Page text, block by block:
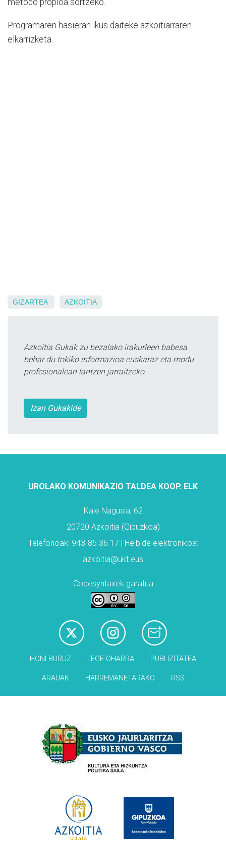
metodo propioa sortzeko.
Programaren hasieran ikus daiteke azkoitiarraren
elkarrizketa.
GIZARTEA AZKOITIA
Azkoitia Gukak zu bezalako irakurleen babesa
behar du tokiko informazioa euskaraz eta modu
profesionalean lantzen jarraitzeko.
Izan Gukakide
UROLAKO KOMUNIKAZIO TALDEA KOOP. ELK
Kale Nagusia, 62
20720 Azkoitia (Gipuzkoa)
Telefonoak: 943-85 36 17 | Helbide elektronikoa:
azkoitia@ukt.eus
Codesyntaxek garatua
HONI BURUZ LEGE OHARRA PUBLIZITATEA
ARAUAK HARREMANETARAKO RSS